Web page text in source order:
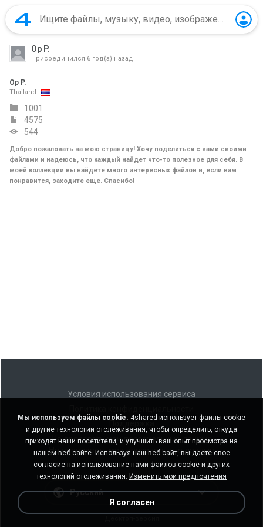
Op P.
Присоединился 6 год(а) назад
Op P.
Thailand
1001
4575
544
Добро пожаловать на мою страницу! Хочу поделиться с вами своими
файлами и надеюсь, что каждый найдет что-то полезное для себя. В
моей коллекции вы найдете много интересных файлов и, если вам
понравится, заходите еще. Спасибо!
Условия использования сервиса
Не продавать мои персональные данные
Не передавать мои персональные данные
Русский
Мы используем файлы cookie. 4shared использует файлы cookie
и другие технологии отслеживания, чтобы определить, откуда
приходят наши посетители, и улучшить ваш опыт просмотра на
нашем веб-сайте. Используя наш веб-сайт, вы даете свое
согласие на использование нами файлов cookie и других
технологий отслеживания. Изменить мои предпочтения
Я согласен